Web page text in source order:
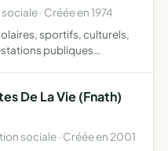
· Créée en 1974
sportifs, culturels,
publiques
De La Vie (Fnath)
sociale · Créée en 2001